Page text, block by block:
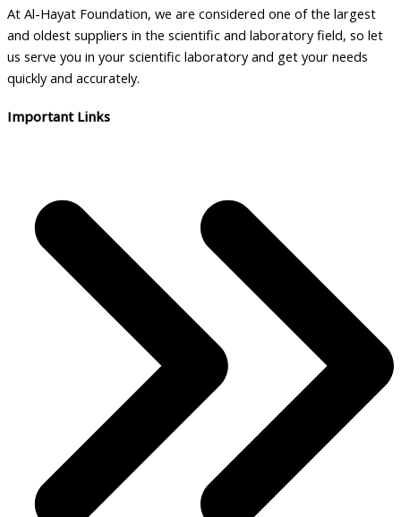
At Al-Hayat Foundation, we are considered one of the largest
and oldest suppliers in the scientific and laboratory field, so let
us serve you in your scientific laboratory and get your needs
quickly and accurately.
Important Links